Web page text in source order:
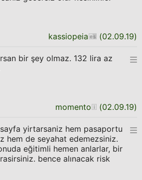
kassiopeia (02.09.19)
bir şey olmaz. 132 lira az
momento (02.09.19)
yirtarsaniz hem pasaportu
hem de seyahat edemezsiniz.
eğitimli hemen anlarlar, bir
bence alınacak risk